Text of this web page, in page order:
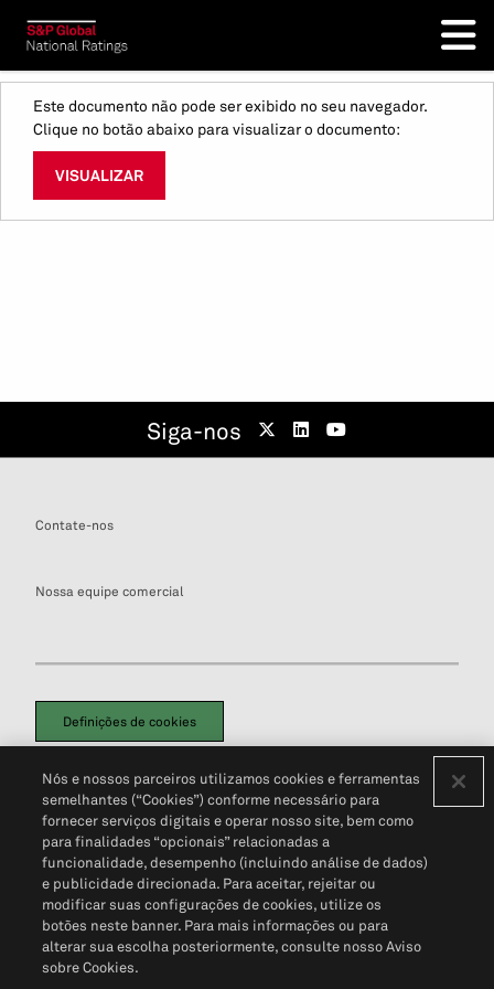
Este documento não pode ser exibido no seu navegador.
Clique no botão abaixo para visualizar o documento:
VISUALIZAR
Siga-nos
Contate-nos
Nossa equipe comercial
Definições de cookies
Política de PrivacidadePortal de privacidade do cliente (em inglês)
Não Venda Minhas Informações Pessoais© 2026 S&P Global
Nós e nossos parceiros utilizamos cookies e ferramentas
semelhantes (“Cookies”) conforme necessário para
fornecer serviços digitais e operar nosso site, bem como
para finalidades “opcionais” relacionadas a
funcionalidade, desempenho (incluindo análise de dados)
e publicidade direcionada. Para aceitar, rejeitar ou
modificar suas configurações de cookies, utilize os
botões neste banner. Para mais informações ou para
alterar sua escolha posteriormente, consulte nosso Aviso
sobre Cookies.